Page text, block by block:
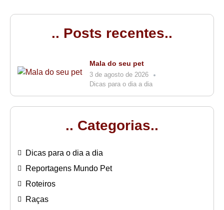
.. Posts recentes..
Mala do seu pet
3 de agosto de 2026
Dicas para o dia a dia
.. Categorias..
Dicas para o dia a dia
Reportagens Mundo Pet
Roteiros
Raças